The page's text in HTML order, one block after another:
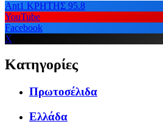
Ant1 ΚΡΗΤΗΣ 95.8
YouTube
Facebook
X
Κατηγορίες
Πρωτοσέλιδα
Ελλάδα